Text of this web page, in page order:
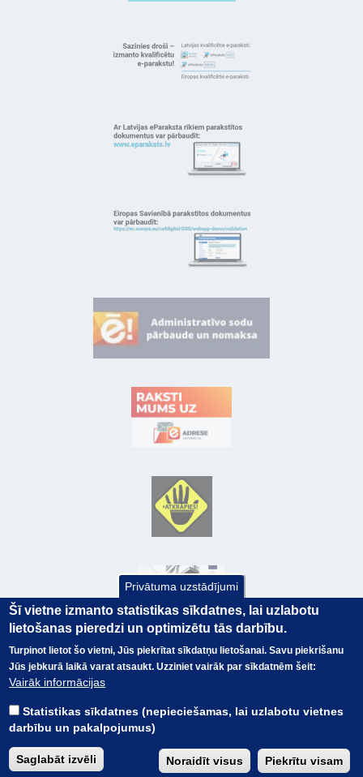
© Valsts kase 2017
Visas tiesības
EK GRĀMATVEDĪBAS KURSS
TERMINI
BUJ
PIEKĻŪSTAMĪBAS PAZIŅOJUMS
Privātuma uzstādījumi
Šī vietne izmanto statistikas sīkdatnes, lai uzlabotu
lietošanas pieredzi un optimizētu tās darbību.
Turpinot lietot šo vietni, Jūs piekrītat sīkdatņu lietošanai. Savu piekrišanu
Jūs jebkurā laikā varat atsaukt. Uzziniet vairāk par sīkdatnēm šeit:
Vairāk informācijas
Statistikas sīkdatnes (nepieciešamas, lai uzlabotu vietnes
darbību un pakalpojumus)
Saglabāt izvēli Noraidīt visus Piekrītu visam